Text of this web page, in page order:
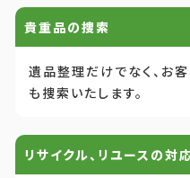
貴重品の捜索
遺品整理だけでなく、お
も捜索いたします。
リサイクル、リユースの対